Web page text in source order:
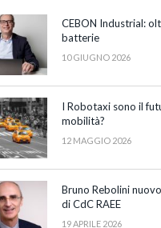
CEBON Industrial:
batterie
10 GIUGNO 2026
I Robotaxi sono il
mobilità?
12 MAGGIO 2026
Bruno Rebolini
di CdC RAEE
19 APRILE 2026